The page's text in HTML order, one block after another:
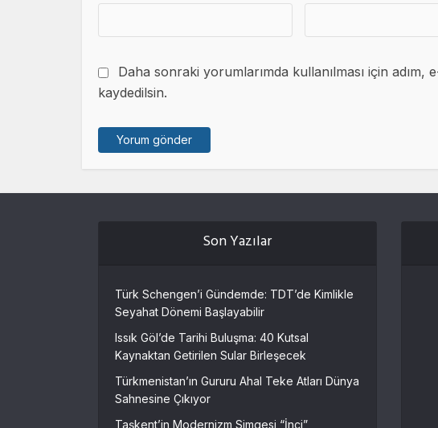
Daha sonraki yorumlarımda kullanılması için adım,
kaydedilsin.
Son Yazılar
Türk Schengen’i Gündemde: TDT’de Kimlikle
Seyahat Dönemi Başlayabilir
Issık Göl’de Tarihi Buluşma: 40 Kutsal
Kaynaktan Getirilen Sular Birleşecek
Türkmenistan’ın Gururu Ahal Teke Atları Dünya
Sahnesine Çıkıyor
Taşkent’in Modernizm Simgesi “İnci”